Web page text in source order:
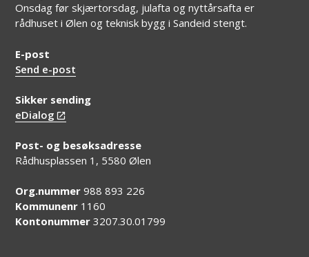
Onsdag før skjærtorsdag, julafta og nyttårsafta er
rådhuset i Ølen og teknisk bygg i Sandeid stengt.
E-post
Send e-post
Sikker sending
eDialog
Post- og besøksadresse
Rådhusplassen 1, 5580 Ølen
Org.nummer988 893 226
Kommunenr 1160
Kontonummer3207.30.01799